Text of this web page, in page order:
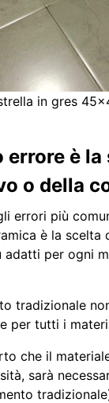
in gres
errore è la
o della
errori più
è la scelta
per ogni
tradizionale
per tutti i
che il
sarà